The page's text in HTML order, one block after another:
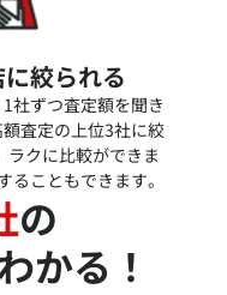
絞られる
社ずつ査定額を聞き
査定の上位3社に絞
ラクに比較ができま
こともできます。
の
かる！